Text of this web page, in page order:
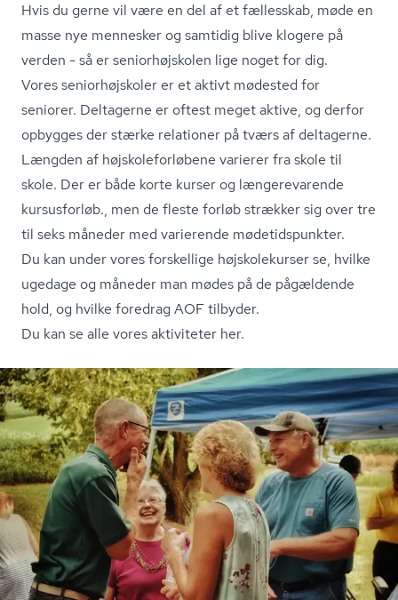
Hvis du gerne vil være en del af et fællesskab, møde en
masse nye mennesker og samtidig blive klogere på
verden - så er se­ni­o­r­højsko­len lige noget for dig.
Vores se­ni­o­r­højsko­ler er et aktivt mødested for
seniorer. Deltagerne er oftest meget aktive, og derfor
opbygges der stærke relationer på tværs af deltagerne.
Længden af højsko­le­for­lø­be­ne varierer fra skole til
skole. Der er både korte kurser og længerevarende
kursusforløb., men de fleste forløb strækker sig over tre
til seks måneder med varierende mø­de­tids­punk­ter.
Du kan under vores forskellige højskolekurser se, hvilke
ugedage og måneder man mødes på de pågældende
hold, og hvilke foredrag AOF tilbyder.
Du kan se alle vores aktiviteter her.